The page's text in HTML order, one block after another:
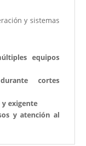
y sistemas
equipos
cortes
y exigente
y atención al